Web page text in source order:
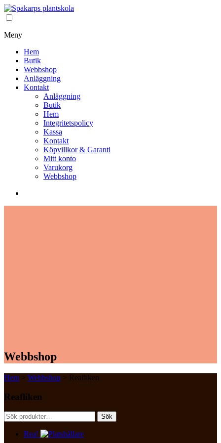
Meny
Hem
Butik
Webbshop
Anläggning
Kontakt
Anläggning
Butik
Hem
Integritetspolicy
Kassa
Kontakt
Köpvillkor & Garanti
Mitt konto
Varukorg
Webbshop
Webbshop
Hem > Webbshop > Reafliken
Reafliken
Sök
efter:
Sök
Rea!